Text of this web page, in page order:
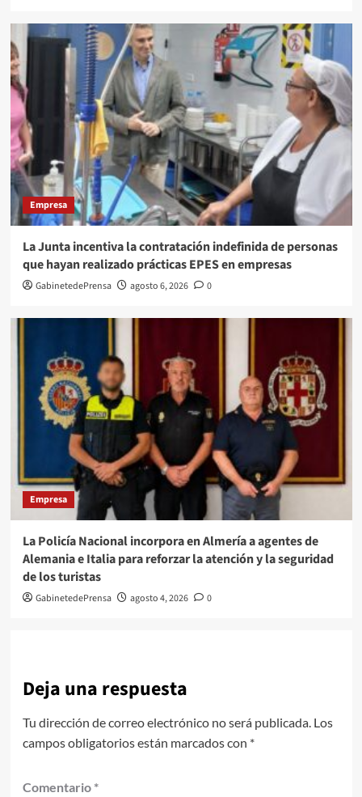
Empresa
La Junta incentiva la contratación indefinida de personas
que hayan realizado prácticas EPES en empresas
GabinetedePrensa agosto 6, 2026 0
Empresa
La Policía Nacional incorpora en Almería a agentes de
Alemania e Italia para reforzar la atención y la seguridad
de los turistas
GabinetedePrensa agosto 4, 2026 0
Deja una respuesta
Tu dirección de correo electrónico no será publicada. Los
campos obligatorios están marcados con *
Comentario *